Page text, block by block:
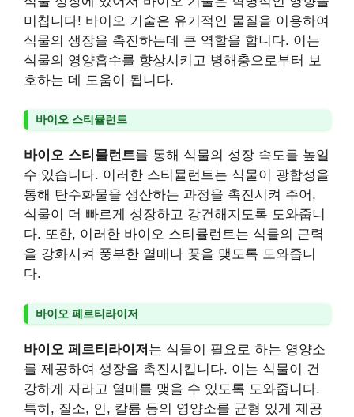
미칩니다! 바이오 기술은 유기적인 물질을 이용하여
식물의 생장을 촉진하는데 큰 역할을 합니다. 이는
식물의 영양흡수를 향상시키고 병해충으로부터 보
호하는 데 도움이 됩니다.
바이오 스티뮬런트
바이오 스티뮬런트를 통해 식물의 성장 속도를 높일
수 있습니다. 이러한 스티뮬런트는 식물이 광합성을
통해 탄수화물을 생산하는 과정을 촉진시켜 주어,
식물이 더 빠르게 성장하고 강건해지도록 도와줍니
다. 또한, 이러한 바이오 스티뮬런트는 식물의 근력
을 강화시켜 풍부한 열매나 꽃을 맺도록 도와줍니
다.
바이오 페르티라이저
바이오 페르티라이저 는 식물이 필요로 하는 영양소
를 제공하여 생장을 촉진시킵니다. 이는 식물이 건
강하게 자라고 열매를 맺을 수 있도록 도와줍니다.
특히, 질소, 인, 칼륨 등의 영양소를 균형 있게 제공